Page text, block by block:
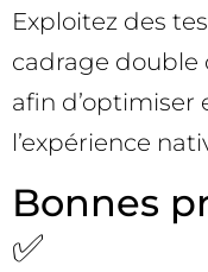
Exploitez des
cadrage double
afin d’optimiser
l’expérience
Bonnes
✅